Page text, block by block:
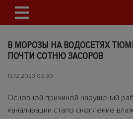
В МОРОЗЫ НА ВОДОСЕТЯХ
ПОЧТИ СОТНЮ ЗАСОРОВ
13.12.2023 03:30
Основной причиной нарушений
канализации стало скопление